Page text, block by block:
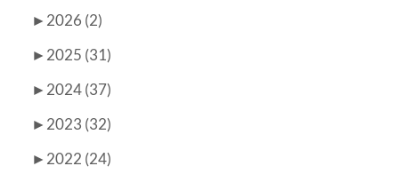
► 2026 (2)
► 2025 (31)
► 2024 (37)
► 2023 (32)
► 2022 (24)